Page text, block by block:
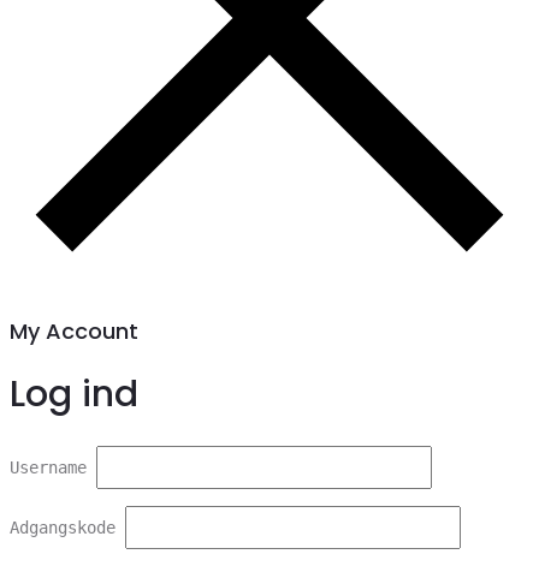
My Account
Log ind
Username
Adgangskode